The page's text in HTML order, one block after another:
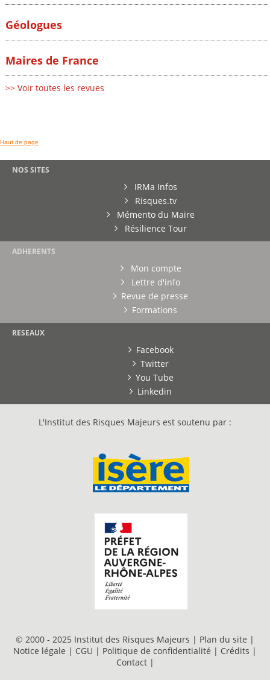
Géologues
Maires de France
>> Voir toutes les revues
Haut de page
NOS SITES
IRMa Infos
Risques.tv
Mémento du Maire
Résilience Tour
ADHERENTS
Mon compte
Lettre d'info
Revue de presse
Formations
RESEAUX
Facebook
Twitter
You Tube
Linkedin
L'Institut des Risques Majeurs est soutenu par :
© 2000 - 2025 Institut des Risques Majeurs | Plan du site |
Notice légale | CGU | Politique de confidentialité | Crédits |
Contact |